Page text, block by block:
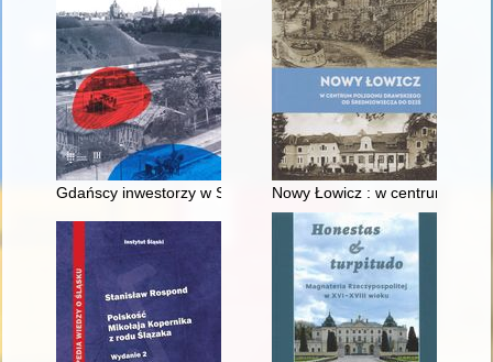
Gdańscy inwestorzy w Sopocie : prestiż finansowy i
Nowy Łowicz : w centrum